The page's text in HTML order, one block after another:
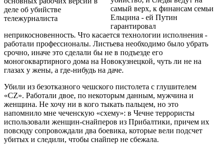
деле об убийстве
тележурналиста
самый верх, к финансам семьи
Ельцина - ей Путин
гарантировал
неприкосновенность. Что касается технологии исполнения -
работали профессионалы. Листьева необходимо было убрать
срочно, иначе это сделали бы не в подъезде его
моногоквартирного дома на Новокузнецкой, чуть ли не на
глазах у жены, а где-нибудь на даче.
Убили из безотказного чешского пистолета с глушителем
«CZ». Работали двое, по некоторым данным, мужчина и
женщина. Не хочу ни в кого тыкать пальцем, но это
напомнило мне чеченскую «схему»: в Чечне террористы
использовали женщин-снайперов из Прибалтики, причем их
повсюду сопровождали два боевика, которые вели подсчет
убитых и следили, чтобы снайпер не сбежала.